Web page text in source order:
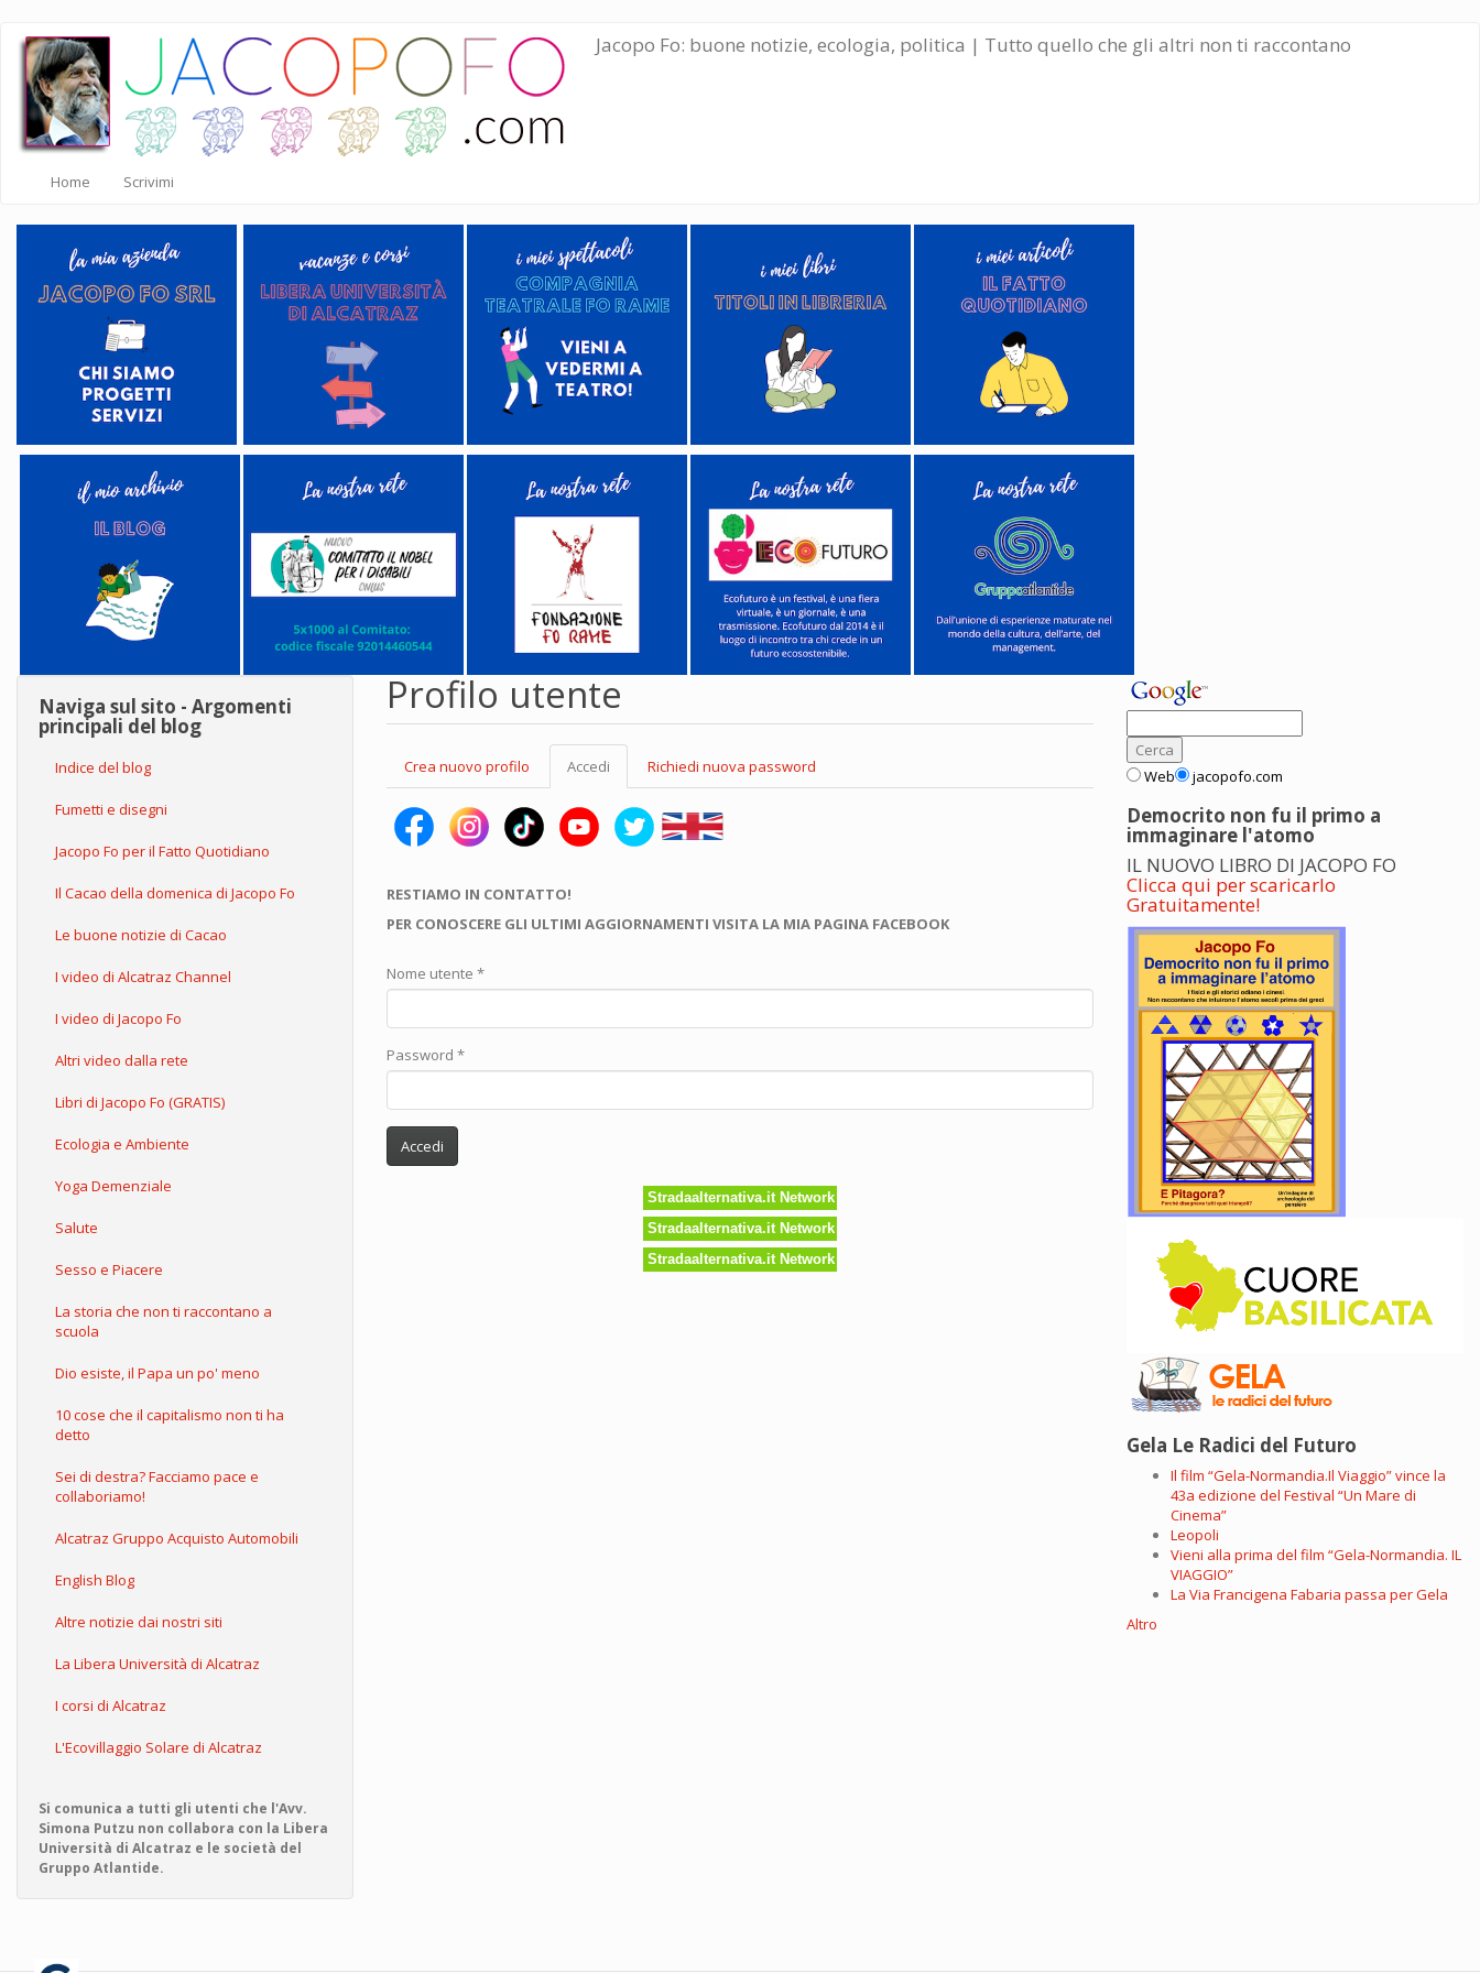
Salta
contenuto
principale
Jacopo Fo: buone notizie, ecologia, politica | Tutto quello che gli altri non ti raccontano
Home Scrivimi
Naviga sul sito - Argomenti
principali del blog
Indice del blog
Fumetti e disegni
Jacopo Fo per il Fatto Quotidiano
Il Cacao della domenica di Jacopo Fo
Le buone notizie di Cacao
I video di Alcatraz Channel
I video di Jacopo Fo
Altri video dalla rete
Libri di Jacopo Fo (GRATIS)
Ecologia e Ambiente
Yoga Demenziale
Salute
Sesso e Piacere
La storia che non ti raccontano a
scuola
Dio esiste, il Papa un po' meno
10 cose che il capitalismo non ti ha
detto
Sei di destra? Facciamo pace e
collaboriamo!
Alcatraz Gruppo Acquisto Automobili
English Blog
Altre notizie dai nostri siti
La Libera Università di Alcatraz
I corsi di Alcatraz
L'Ecovillaggio Solare di Alcatraz
Si comunica a tutti gli utenti che l'Avv.
Simona Putzu non collabora con la Libera
Università di Alcatraz e le società del
Gruppo Atlantide.
Profilo utente
primarie
Crea nuovo profilo Accedi (scheda
attiva)
Richiedi nuova password
RESTIAMO IN CONTATTO!
PER CONOSCERE GLI ULTIMI AGGIORNAMENTI VISITA LA MIA PAGINA FACEBOOK
Nome utente *
Password *
Accedi
Stradaalternativa.it Network
Stradaalternativa.it Network
Stradaalternativa.it Network
Web jacopofo.com
Democrito non fu il primo a
immaginare l'atomo
IL NUOVO LIBRO DI JACOPO FO
Clicca qui per scaricarlo
Gratuitamente!
Gela Le Radici del Futuro
Il film “Gela-Normandia.Il Viaggio” vince la
43a edizione del Festival “Un Mare di
Cinema”
Leopoli
Vieni alla prima del film “Gela-Normandia. IL
VIAGGIO”
La Via Francigena Fabaria passa per Gela
Altro